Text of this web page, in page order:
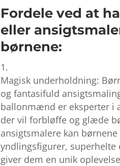
Fordele ved at
eller
børnene:
Magisk underholdning:
og fantasifuld
ballonmænd er eksperter i
der vil forbløffe og glæde
ansigtsmalere kan
yndlingsfigurer,
giver dem en unik